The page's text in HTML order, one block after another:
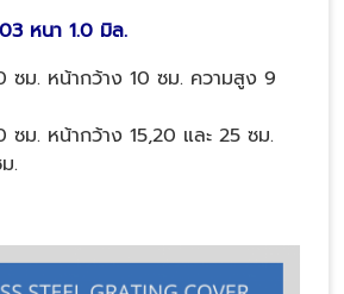
หนา 1.0 มิล.
ซม. หน้ากว้าง 10 ซม. ความสูง 9
ซม. หน้ากว้าง 15,20 และ 25 ซม.
.